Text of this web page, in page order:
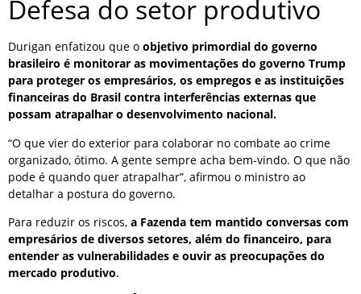
Defesa do setor produtivo
Durigan enfatizou que o objetivo primordial do governo
brasileiro é monitorar as movimentações do governo Trump
para proteger os empresários, os empregos e as instituições
financeiras do Brasil contra interferências externas que
possam atrapalhar o desenvolvimento nacional.
“O que vier do exterior para colaborar no combate ao crime
organizado, ótimo. A gente sempre acha bem-vindo. O que não
pode é quando quer atrapalhar”, afirmou o ministro ao
detalhar a postura do governo.
Para reduzir os riscos, a Fazenda tem mantido conversas com
empresários de diversos setores, além do financeiro, para
entender as vulnerabilidades e ouvir as preocupações do
mercado produtivo.